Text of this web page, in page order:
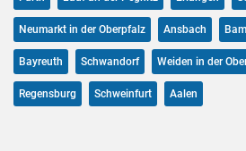
Neumarkt in der Oberpfalz Ansbach
Bayreuth Schwandorf Weiden in der
Regensburg Schweinfurt Aalen